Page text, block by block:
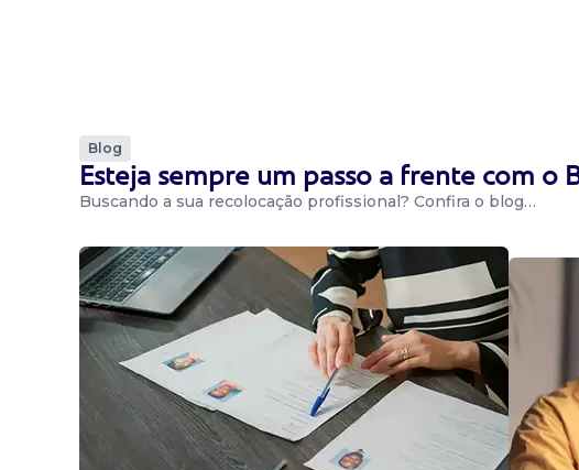
Blog
Esteja sempre um passo a frente com o
Buscando a sua recolocação profissional? Confira o blog…